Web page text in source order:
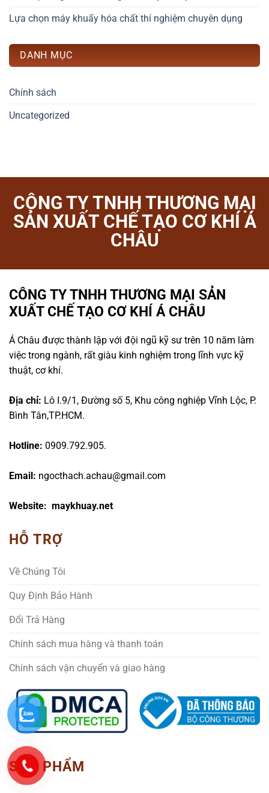
Lựa chọn máy khuấy hóa chất thí nghiệm chuyên dụng
DANH MỤC
Chính sách
Uncategorized
CÔNG TY TNHH THƯƠNG MẠI
SẢN XUẤT CHẾ TẠO CƠ KHÍ Á
CHÂU
CÔNG TY TNHH THƯƠNG MẠI SẢN
XUẤT CHẾ TẠO CƠ KHÍ Á CHÂU
Á Châu được thành lập với đội ngũ kỹ sư trên 10 năm làm
việc trong ngành, rất giàu kinh nghiệm trong lĩnh vực kỹ
thuật, cơ khí.
Địa chỉ: Lô I.9/1, Đường số 5, Khu công nghiệp Vĩnh Lộc, P.
Bình Tân,TP.HCM.
Hotline: 0909.792.905.
Email: ngocthach.achau@gmail.com
Website: maykhuay.net
HỖ TRỢ
Về Chúng Tôi
Quy Định Bảo Hành
Đổi Trả Hàng
Chính sách mua hàng và thanh toán
Chính sách vận chuyển và giao hàng
SẢN PHẨM